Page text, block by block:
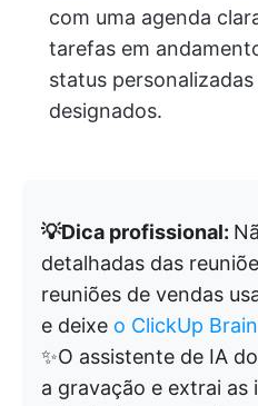
com uma agenda
tarefas em
status
designados.
💡Dica profissional:
detalhadas das
reuniões de vendas
e deixe o ClickUp Brain
✨O assistente de IA
a gravação e extrai as